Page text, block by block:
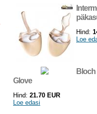
Hind:
Loe
Glove
Hind: 21.70 EUR
Loe edasi